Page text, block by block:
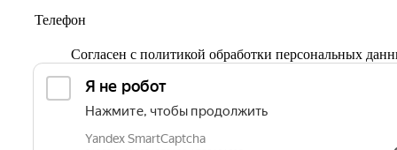
Согласен с политикой обработки персональных